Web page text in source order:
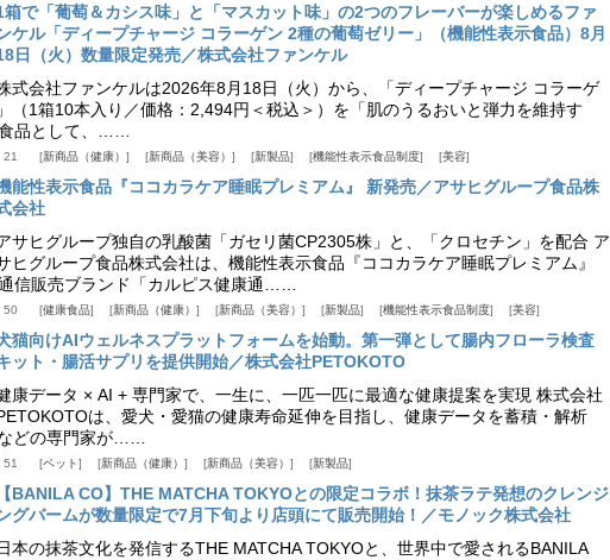
箱で「葡萄＆カシス味」と「マスカット味」の2つのフレーバーが楽しめるファ
ケル「ディープチャージ コラーゲン 2種の葡萄ゼリー」（機能性表示食品）8月
日（火）数量限定発売／株式会社ファンケル
式会社ファンケルは2026年8月18日（火）から、「ディープチャージ コラーゲ
（1箱10本入り／価格：2,494円＜税込＞）を「肌のうるおいと弾力を維持す
品として、……
21 新商品（健康） 新商品（美容） 新製品 機能性表示食品制度 美容
能性表示食品『ココカラケア睡眠プレミアム』 新発売／アサヒグループ食品株
会社
サヒグループ独自の乳酸菌「ガセリ菌CP2305株」と、「クロセチン」を配合 ア
ヒグループ食品株式会社は、機能性表示食品『ココカラケア睡眠プレミアム』
信販売ブランド「カルピス健康通……
50 健康食品 新商品（健康） 新商品（美容） 新製品 機能性表示食品制度 美容
猫向けAIウェルネスプラットフォームを始動。第一弾として腸内フローラ検査
ット・腸活サプリを提供開始／株式会社PETOKOTO
康データ × AI + 専門家で、一生に、一匹一匹に最適な健康提案を実現 株式会社
は、愛犬・愛猫の健康寿命延伸を目指し、健康データを蓄積・解析
どの専門家が……
51 ペット 新商品（健康） 新商品（美容） 新製品
【BANILA CO】THE MATCHA TOKYOとの限定コラボ！抹茶ラテ発想のクレンジ
グバームが数量限定で7月下旬より店頭にて販売開始！／モノック株式会社
本の抹茶文化を発信するTHE MATCHA TOKYOと、世界中で愛されるBANILA